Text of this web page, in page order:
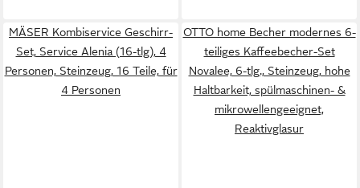
MÄSER Kombiservice Geschirr-
Set, Service Alenia (16-tlg), 4
Personen, Steinzeug, 16 Teile, für
4 Personen
OTTO home Becher modernes 6-
teiliges Kaffeebecher-Set
Novalee, 6-tlg., Steinzeug, hohe
Haltbarkeit, spülmaschinen- &
mikrowellengeeignet,
Reaktivglasur